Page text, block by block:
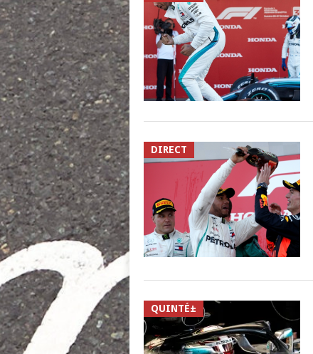
DIRECT
QUINTÉ±